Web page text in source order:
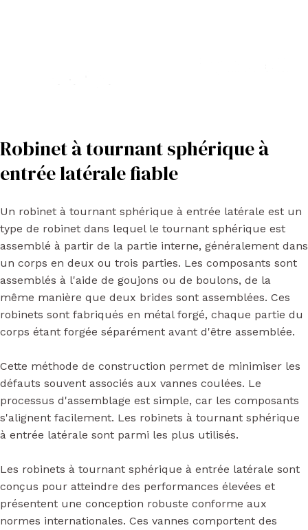
Robinet à tournant sphérique à
entrée latérale fiable
Un robinet à tournant sphérique à entrée latérale est un
type de robinet dans lequel le tournant sphérique est
assemblé à partir de la partie interne, généralement dans
un corps en deux ou trois parties. Les composants sont
assemblés à l'aide de goujons ou de boulons, de la
même manière que deux brides sont assemblées. Ces
robinets sont fabriqués en métal forgé, chaque partie du
corps étant forgée séparément avant d'être assemblée.
Cette méthode de construction permet de minimiser les
défauts souvent associés aux vannes coulées. Le
processus d'assemblage est simple, car les composants
s'alignent facilement. Les robinets à tournant sphérique
à entrée latérale sont parmi les plus utilisés.
Les robinets à tournant sphérique à entrée latérale sont
conçus pour atteindre des performances élevées et
présentent une conception robuste conforme aux
normes internationales. Ces vannes comportent des